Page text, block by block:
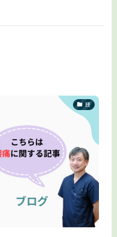
腰